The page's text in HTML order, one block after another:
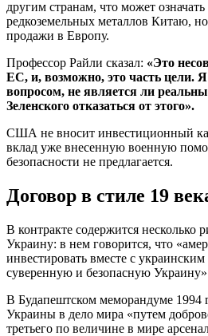
другим странам, что может
редкоземельных металлов Китаю,
продажи в Европу.
Профессор Райли сказал: «Это
ЕС, и, возможно, это часть цели. Я
вопросом, не является ли
Зеленского отказаться от этого».
США не вносит инвестиционный
вклад уже внесенную военную
безопасности не предлагается.
Договор в стиле 19
В контракте содержится несколько
Украину: в нем говорится, что
инвестировать вместе с
суверенную и безопасную
В Будапештском меморандуме 1994
Украины в дело мира «путем
третьего по величине в мире